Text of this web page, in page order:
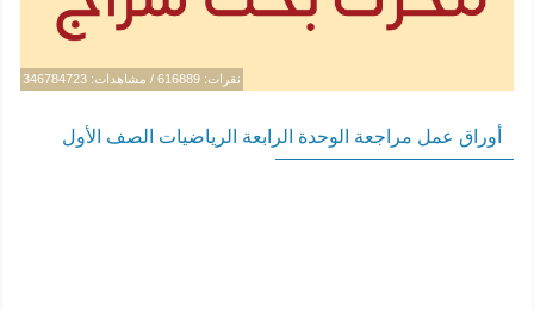
نقرات: 616889 / مشاهدات: 346784723
أوراق عمل مراجعة الوحدة الرابعة الرياضيات الصف الأول